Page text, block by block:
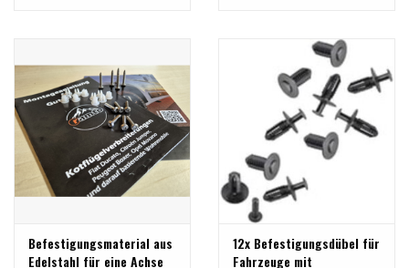
Befestigungsmaterial aus
Edelstahl für eine Achse
12x Befestigungsdübel für
Fahrzeuge mit